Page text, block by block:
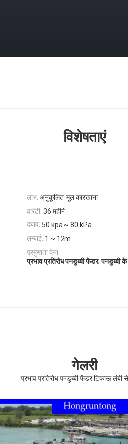
विशेषताएं
लाभ: अनुकूलित, मूल कारखाना
वारंटी: 36 महीने
दबाव: 50 kpa ~ 80 kPa
लम्बाई: 1 ~ 12m
प्रमुखता देना:
प्रभाव प्रतिरोध पनडुब्बी फेंडर,पनडुब्बी
गेलरी
प्रभाव प्रतिरोध पनडुब्बी फेंडर टिकाऊ लंबी